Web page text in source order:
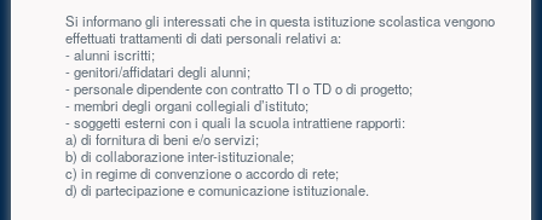
Si informano gli interessati che in questa istituzione scolastica vengono
effettuati trattamenti di dati personali relativi a:
- alunni iscritti;
- genitori/affidatari degli alunni;
- personale dipendente con contratto TI o TD o di progetto;
- membri degli organi collegiali d’istituto;
- soggetti esterni con i quali la scuola intrattiene rapporti:
a) di fornitura di beni e/o servizi;
b) di collaborazione inter-istituzionale;
c) in regime di convenzione o accordo di rete;
d) di partecipazione e comunicazione istituzionale.